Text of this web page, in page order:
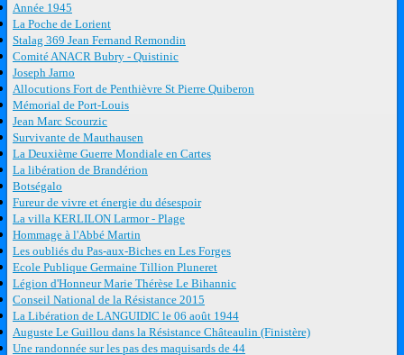
Année 1945
La Poche de Lorient
Stalag 369 Jean Fernand Remondin
Comité ANACR Bubry - Quistinic
Joseph Jarno
Allocutions Fort de Penthièvre St Pierre Quiberon
Mémorial de Port-Louis
Jean Marc Scourzic
Survivante de Mauthausen
La Deuxième Guerre Mondiale en Cartes
La libération de Brandérion
Botségalo
Fureur de vivre et énergie du désespoir
La villa KERLILON Larmor - Plage
Hommage à l'Abbé Martin
Les oubliés du Pas-aux-Biches en Les Forges
Ecole Publique Germaine Tillion Pluneret
Légion d'Honneur Marie Thérèse Le Bihannic
Conseil National de la Résistance 2015
La Libération de LANGUIDIC le 06 août 1944
Auguste Le Guillou dans la Résistance Châteaulin (Finistère)
Une randonnée sur les pas des maquisards de 44